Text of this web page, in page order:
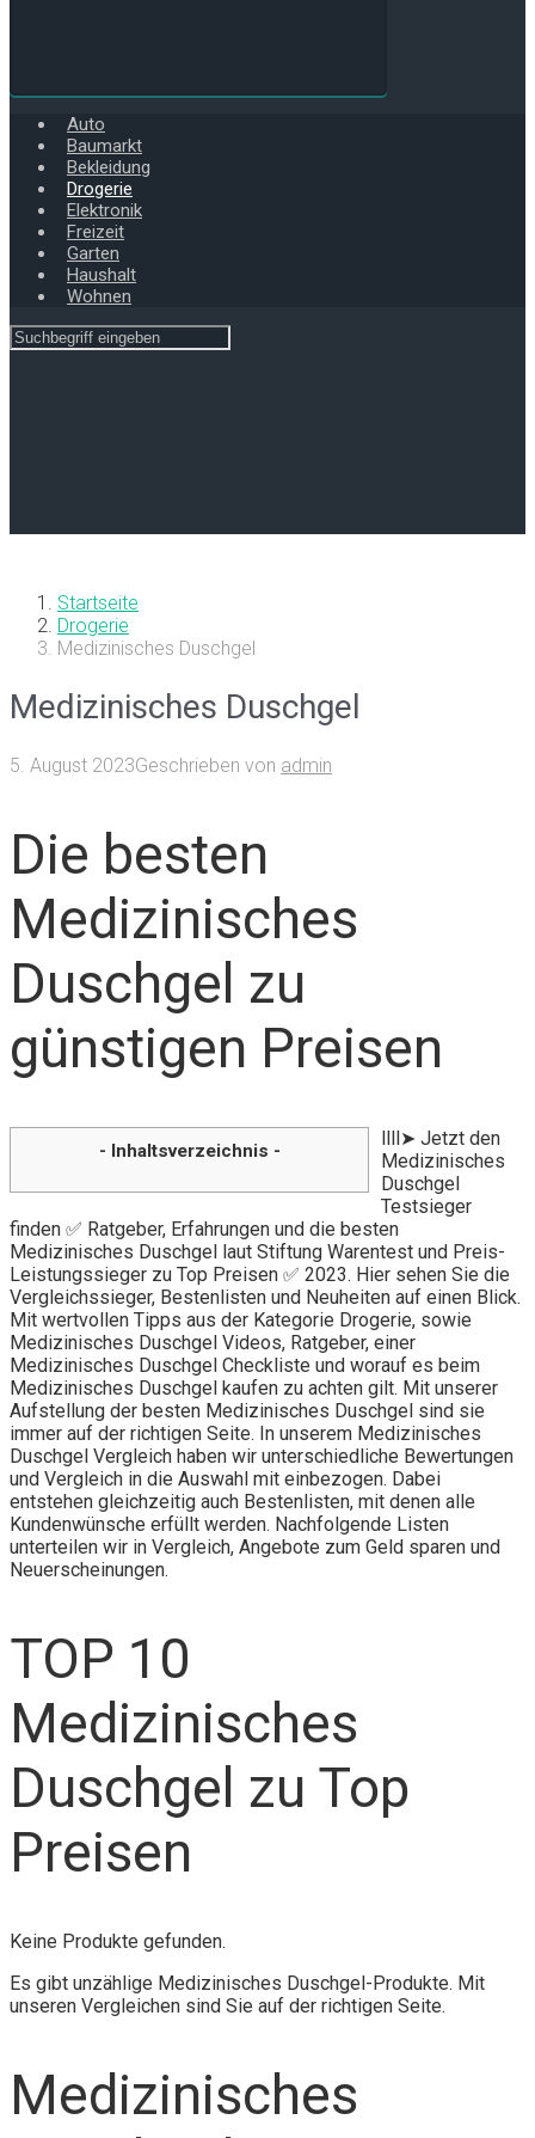
Auto
Baumarkt
Bekleidung
Drogerie
Elektronik
Freizeit
Garten
Haushalt
Wohnen
Startseite
Drogerie
Medizinisches Duschgel
Medizinisches Duschgel
5. August 2023Geschrieben von admin
Die besten
Medizinisches
Duschgel zu
günstigen Preisen
- Inhaltsverzeichnis -
llll➤ Jetzt den
Medizinisches
Duschgel
Testsieger
finden ✅ Ratgeber, Erfahrungen und die besten
Medizinisches Duschgel laut Stiftung Warentest und Preis-
Leistungssieger zu Top Preisen ✅ 2023. Hier sehen Sie die
Vergleichssieger, Bestenlisten und Neuheiten auf einen Blick.
Mit wertvollen Tipps aus der Kategorie Drogerie, sowie
Medizinisches Duschgel Videos, Ratgeber, einer
Medizinisches Duschgel Checkliste und worauf es beim
Medizinisches Duschgel kaufen zu achten gilt. Mit unserer
Aufstellung der besten Medizinisches Duschgel sind sie
immer auf der richtigen Seite. In unserem Medizinisches
Duschgel Vergleich haben wir unterschiedliche Bewertungen
und Vergleich in die Auswahl mit einbezogen. Dabei
entstehen gleichzeitig auch Bestenlisten, mit denen alle
Kundenwünsche erfüllt werden. Nachfolgende Listen
unterteilen wir in Vergleich, Angebote zum Geld sparen und
Neuerscheinungen.
TOP 10
Medizinisches
Duschgel zu Top
Preisen
Keine Produkte gefunden.
Es gibt unzählige Medizinisches Duschgel-Produkte. Mit
unseren Vergleichen sind Sie auf der richtigen Seite.
Medizinisches